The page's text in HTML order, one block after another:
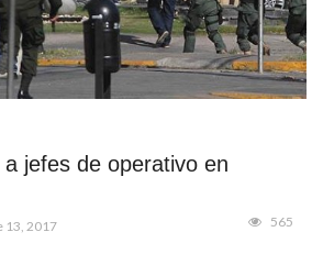
jefes de operativo en
13, 2017 565